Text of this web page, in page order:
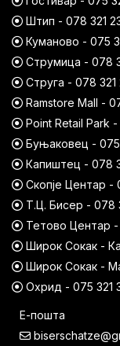
Штип - 078 321
Куманово - 075
Струмица - 078
Струга - 078 321
Ramstore Mall -
Point Retail Park -
Буњаковец - 075
Капиштец - 078
Скопје Центар -
Т.Ц. Бисер - 078
Тетово Центар -
Широк Сокак -
Широк Сокак -
Охрид - 075 321
Е-пошта